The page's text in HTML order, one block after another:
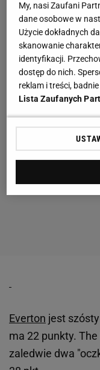
Everton jest
ma 22 punkty.
zaledwie dwa
My, nasi Zaufani
dane osobowe w
Użycie dokładnych
skanowanie
identyfikacji.
dostęp do nich.
reklam i treści,
Lista Zaufanych